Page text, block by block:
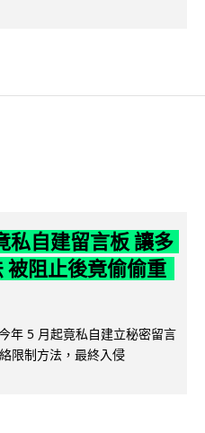
私自建留言板 讓多
被阻止後竟偷偷重
年 5 月起竟私自建立秘密留言
限制方法，最終入侵